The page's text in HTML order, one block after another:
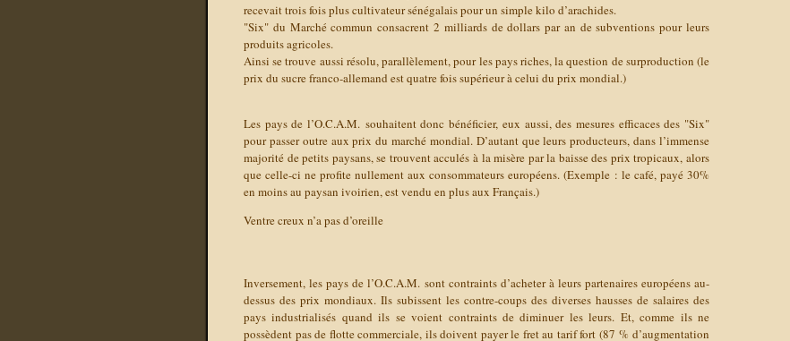
recevait trois fois pluscultivateur sénégalais pour un simple kilo d’arachides.
"Six" du Marché commun consacrent 2 milliards de dollars par an de subventions pour leurs
produits agricoles.
Ainsi se trouve aussi résolu, parallèlement, pour les pays riches, la question de surproduction (le
prix du sucre franco-allemand est quatre fois supérieur à celui du prix mondial.)
Les pays de l’O.C.A.M. souhaitent donc bénéficier, eux aussi, des mesures efficaces des "Six"
pour passer outre aux prix du marché mondial. D’autant que leurs producteurs, dans l’immense
majorité de petits paysans, se trouvent acculés à la misère par la baisse des prix tropicaux, alors
que celle-ci ne profite nullement aux consommateurs européens. (Exemple : le café, payé 30%
en moins au paysan ivoirien, est vendu en plus aux Français.)
Ventre creux n’a pas d’oreille
Inversement, les pays de l’O.C.A.M. sont contraints d’acheter à leurs partenaires européens au-
dessus des prix mondiaux. Ils subissent les contre-coups des diverses hausses de salaires des
pays industrialisés quand ils se voient contraints de diminuer les leurs. Et, comme ils ne
possèdent pas de flotte commerciale, ils doivent payer le fret au tarif fort (87 % d’augmentation